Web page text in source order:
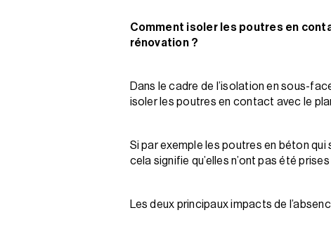
Comment isoler les poutres en
rénovation ?
Dans le cadre de l’isolation en sous-
isoler les poutres en contact avec le
Si par exemple les poutres en béton
cela signifie qu’elles n’ont pas été
Les deux principaux impacts de